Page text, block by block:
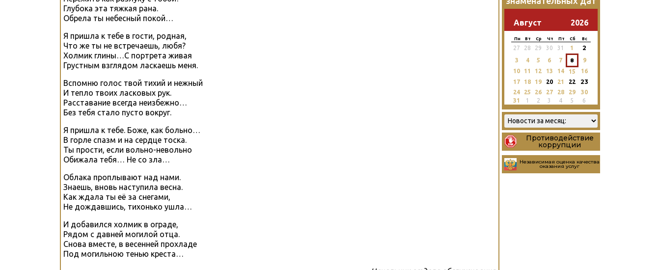
Глубока эта тяжкая рана.
Обрела ты небесный покой…
Я пришла к тебе в гости, родная,
Что же ты не встречаешь, любя?
Холмик глины…С портрета живая
Грустным взглядом ласкаешь меня.
Вспомню голос твой тихий и нежный
И тепло твоих ласковых рук.
Расставание всегда неизбежно…
Без тебя стало пусто вокруг.
Я пришла к тебе. Боже, как больно…
В горле спазм и на сердце тоска.
Ты прости, если вольно-невольно
Обижала тебя… Не со зла…
Облака проплывают над нами.
Знаешь, вновь наступила весна.
Как ждала ты её за снегами,
Не дождавшись, тихонько ушла…
И добавился холмик в ограде,
Рядом с давней могилой отца.
Снова вместе, в весенней прохладе
Под могильною тенью креста…
Август 2026
Пн Вт Ср Чт Пт Сб Вс
27 28 29 30 31 1 2
3 4 5 6 7 8
9
10
11 12 13 14 15
16
17
18 19 20 21 22 23
24 25 26 27 28 29
30
31
1 2 3 4 5 6
Противодействие
коррупции
Независимая оценка качества
оказания услуг